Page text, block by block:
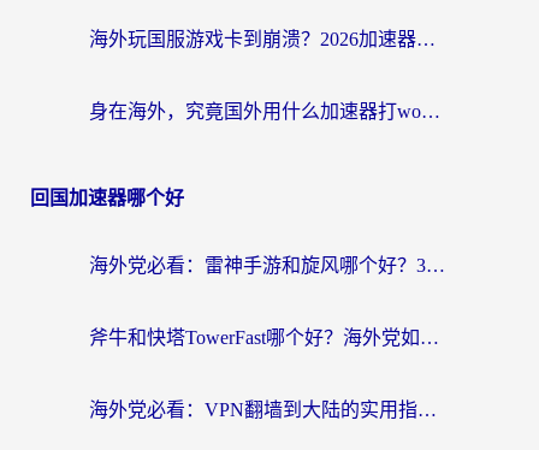
海外玩国服游戏卡到崩溃？2026加速器免费推荐+实用指南（亲测有效）
身在海外，究竟国外用什么加速器打wow好？
回国加速器哪个好
海外党必看：雷神手游和旋风哪个好？3分钟选对回国加速器，无缝刷国内剧玩游戏
斧牛和快塔TowerFast哪个好？海外党如何选对回国加速器
海外党必看：VPN翻墙到大陆的实用指南——从看CCTV5到选加速器，一篇全搞定